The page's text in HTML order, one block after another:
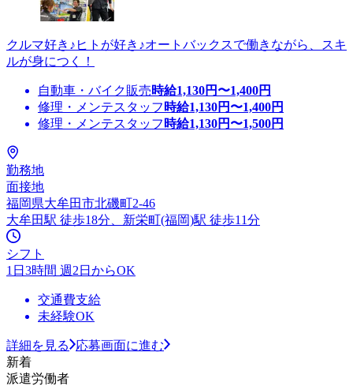
クルマ好き♪ヒトが好き♪オートバックスで働きながら、スキ
ルが身につく！
自動車・バイク販売時給1,130円〜1,400円
修理・メンテスタッフ 時給1,130円〜1,400円
修理・メンテスタッフ 時給1,130円〜1,500円
勤務地
面接地
福岡県大牟田市北磯町2-46
大牟田駅 徒歩18分、新栄町(福岡)駅 徒歩11分
シフト
1日3時間 週2日からOK
交通費支給
未経験OK
詳細を見る
応募画面に進む
新着
派遣労働者